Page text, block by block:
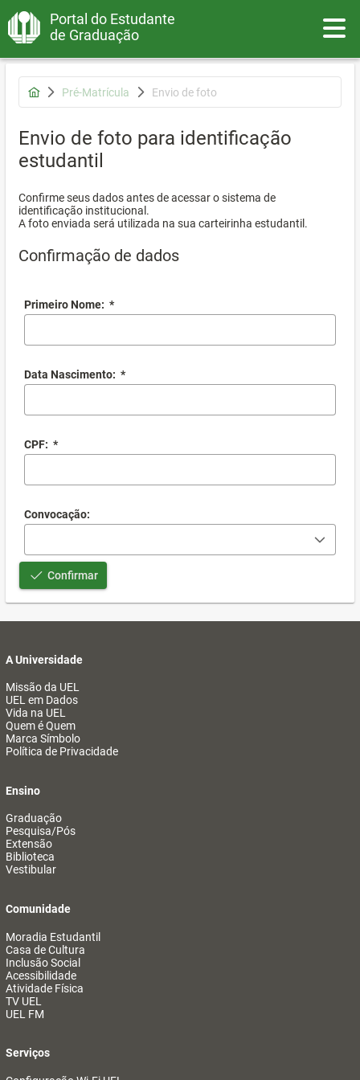
Portal do Estudante
de Graduação
Pré-Matrícula Envio de foto
Envio de foto para identificação
estudantil
Confirme seus dados antes de acessar o sistema de
identificação institucional.
A foto enviada será utilizada na sua carteirinha estudantil.
Confirmação de dados
Primeiro Nome: *
Data Nascimento: *
CPF: *
Convocação:
Confirmar
A Universidade
Missão da UEL
UEL em Dados
Vida na UEL
Quem é Quem
Marca Símbolo
Política de Privacidade
Ensino
Graduação
Pesquisa/Pós
Extensão
Biblioteca
Vestibular
Comunidade
Moradia Estudantil
Casa de Cultura
Inclusão Social
Acessibilidade
Atividade Física
TV UEL
UEL FM
Serviços